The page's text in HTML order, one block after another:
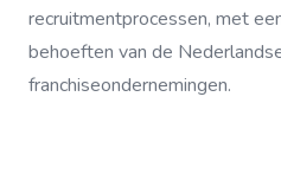
recruitmentprocessen, met
behoeften van de
franchiseondernemingen.